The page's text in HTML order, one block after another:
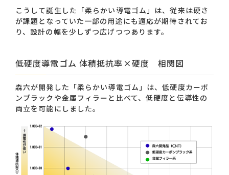
こうして誕生した「柔らかい導電ゴム」は、従来は硬さ
が課題となっていた一部の用途にも適応が期待されてお
り、設計の幅を少しずつ広げつつあります。
低硬度導電ゴム 体積抵抗率×硬度 相関図
森六が開発した「柔らかい導電ゴム」は、低硬度カーボ
ンブラックや金属フィラーと比べて、低硬度と伝導性の
両立を可能にしました。